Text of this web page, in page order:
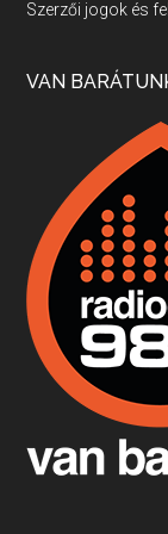
Apr 17, 2026 •
Boston,
Apr 9, 2026 •
Apr 3, 2026 •
Szerzői jogok és
VAN